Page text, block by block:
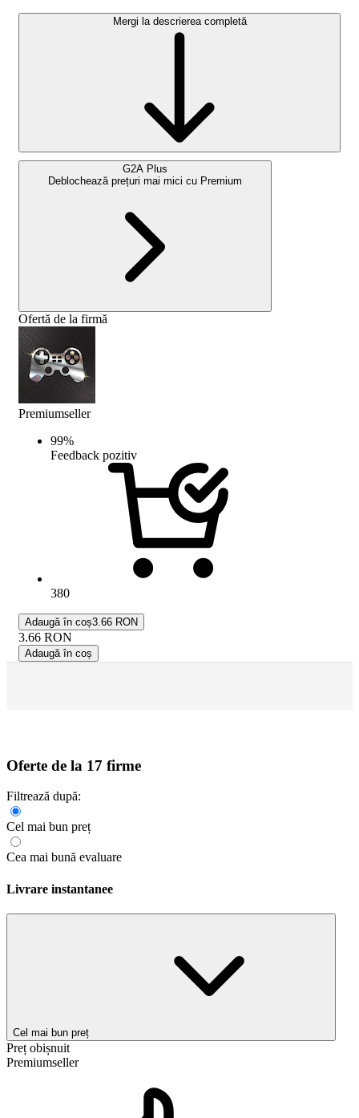
Mergi la descrierea completă
G2A Plus
Deblochează prețuri mai mici cu Premium
Ofertă de la firmă
Premiumseller
99%
Feedback pozitiv
380
Adaugă în coș3.66 RON
3.66 RON
Adaugă în coș
Oferte de la 17 firme
Filtrează după:
Cel mai bun preț
Cea mai bună evaluare
Livrare instantanee
Cel mai bun preț
Preț obișnuit
Premiumseller